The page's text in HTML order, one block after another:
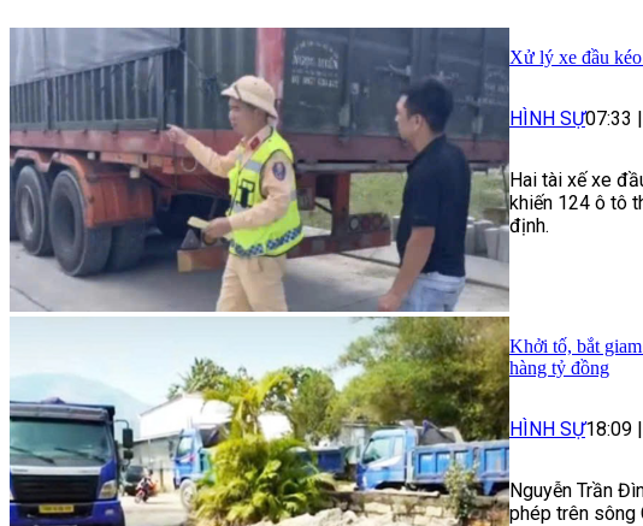
Xử lý xe đầu
HÌNH SỰ07:33
Hai tài xế xe
khiến 124 ô tô
định.
Khởi tố, bắt
hàng tỷ đồng
HÌNH SỰ18:09 |
Nguyễn Trần
phép trên sông